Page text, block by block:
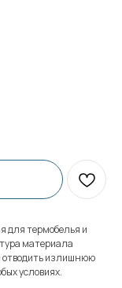
для термобелья и
материала
отводить излишнюю
условиях.